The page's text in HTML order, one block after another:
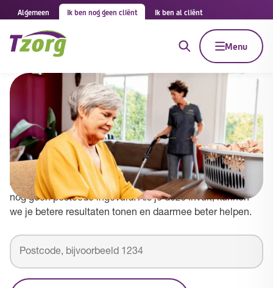
Algemeen Ik ben nog geen cliënt Ik ben al cliënt
Menu
Tzorg in Lingewaard
Vul je postcode in om betere resultaten te
zien
Je zoekt naar Tzorg in gemeente Lingewaard maar hebt
nog geen postcode ingevuld. Als je deze invult, kunnen
we je betere resultaten tonen en daarmee beter helpen.